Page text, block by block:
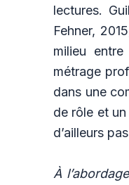
lectures.
Fehner,
milieu
métrage
dans une
de rôle et
d’ailleurs
À l’abordage